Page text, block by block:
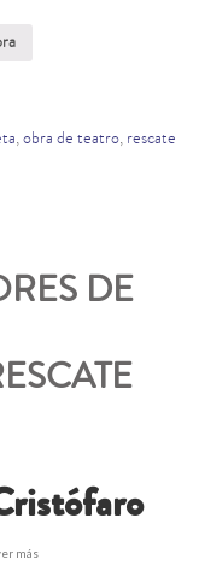
,obra de teatro, rescate
DE
más